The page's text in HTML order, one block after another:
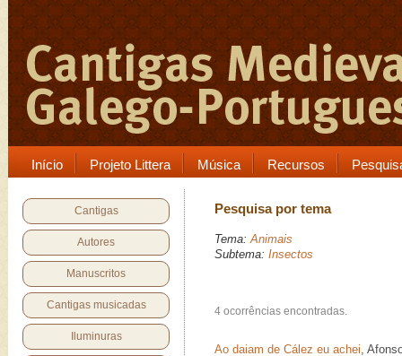
Início Projeto Littera Música Recursos
Cantigas
Autores
Manuscritos
Cantigas musicadas
Iluminuras
Pesquisa por tema
Tema:Animais
Subtema: Insectos
4 ocorrências encontradas.
Ao daiam de Cález eu achei,